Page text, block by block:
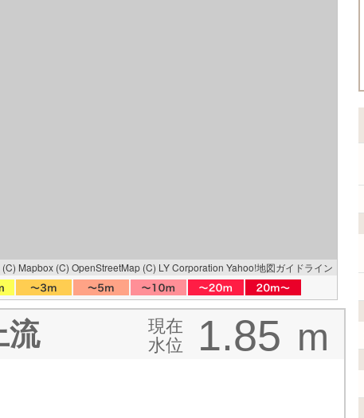
(C) Mapbox (C) OpenStreetMap (C) LY Corporation Yahoo!地図ガイドライン
流
現在
水位
1.85 m